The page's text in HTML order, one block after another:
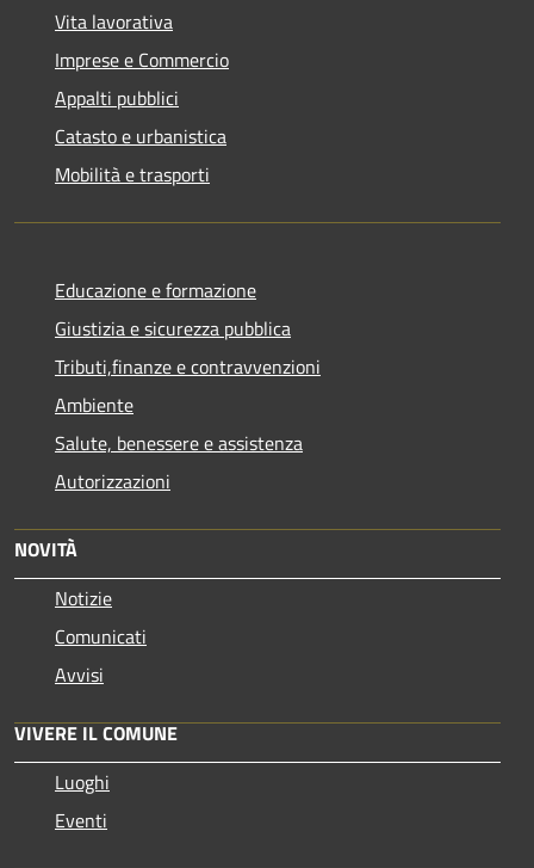
Vita lavorativa
Imprese e Commercio
Appalti pubblici
Catasto e urbanistica
Mobilità e trasporti
Educazione e formazione
Giustizia e sicurezza pubblica
Tributi,finanze e contravvenzioni
Ambiente
Salute, benessere e assistenza
Autorizzazioni
NOVITÀ
Notizie
Comunicati
Avvisi
VIVERE IL COMUNE
Luoghi
Eventi